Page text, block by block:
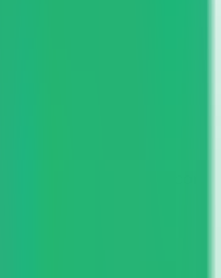
si hay bonos
elevadas.
de cancelación,
de IVA.
de WhatsApp el día 1 con
del cliente.
de matemáticas en